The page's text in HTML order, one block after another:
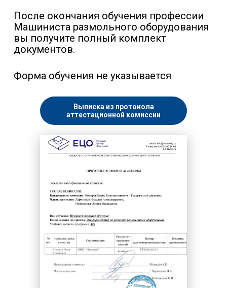
После окончания обучения профессии
Машиниста размольного оборудования
вы получите полный комплект
документов.
Форма обучения не указывается
Выписка из протокола
аттестационной комиссии